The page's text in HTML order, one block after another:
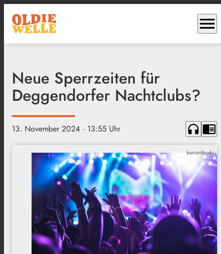
menu
Neue Sperrzeiten für
Deggendorfer Nachtclubs?
13. November 2024 · 13:55 Uhr headphones chrome_reader_mode
bernardbodo